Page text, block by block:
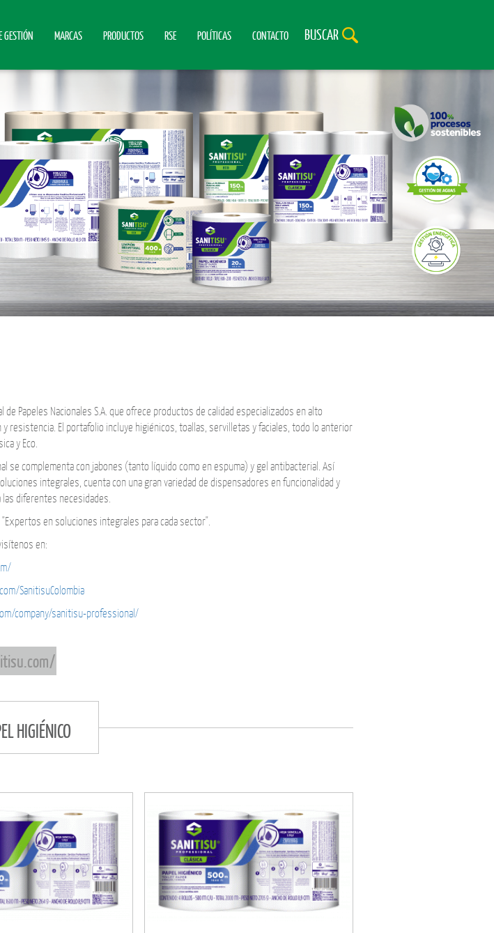
GESTIÓN MARCAS PRODUCTOS RSE POLÍTICAS CONTACTO BUSCAR
de Papeles Nacionales S.A. que ofrece productos de calidad especializados en alto
resistencia. El portafolio incluye higiénicos, toallas, servilletas y faciales, todo lo anterior
y Eco.
se complementa con jabones (tanto líquido como en espuma) y gel antibacterial. Así
integrales, cuenta con una gran variedad de dispensadores en funcionalidad y
diferentes necesidades.
en soluciones integrales para cada sector".
en:
SanitisuColombia
company/sanitisu-professional/
HIGIÉNICO